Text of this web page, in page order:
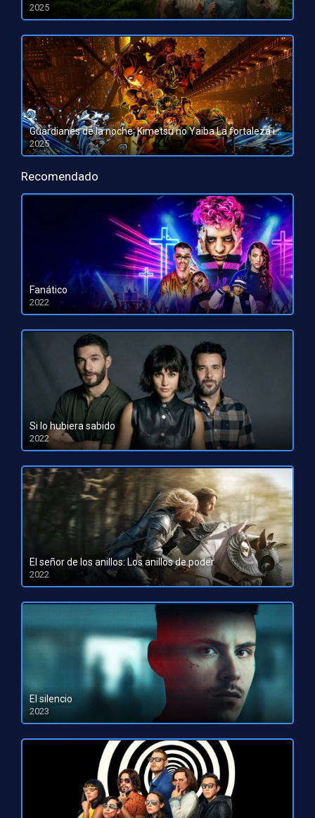
2025
HD 1080pHD 720p
Guardianes de la noche: Kimetsu no Yaiba La fortaleza infinita
2025
HD 1080pHD 720p
Recomendado
Fanático
2022
HD 1080pHD 720p
Si lo hubiera sabido
2022
HD 1080pHD 720p
El señor de los anillos: Los anillos de poder
2022
HD 1080pHD 720p
El silencio
2023
HD 1080pHD 720p